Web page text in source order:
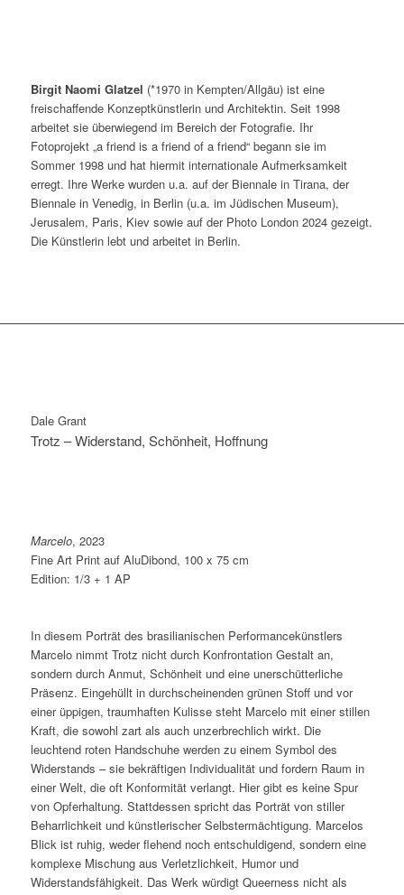
Birgit Naomi Glatzel (*1970 in Kempten/Allgäu) ist eine
freischaffende Konzeptkünstlerin und Architektin. Seit 1998
arbeitet sie überwiegend im Bereich der Fotografie. Ihr
Fotoprojekt „a friend is a friend of a friend“ begann sie im
Sommer 1998 und hat hiermit internationale Aufmerksamkeit
erregt. Ihre Werke wurden u.a. auf der Biennale in Tirana, der
Biennale in Venedig, in Berlin (u.a. im Jüdischen Museum),
Jerusalem, Paris, Kiev sowie auf der Photo London 2024 gezeigt.
Die Künstlerin lebt und arbeitet in Berlin.
Dale Grant
Trotz – Widerstand, Schönheit, Hoffnung
Marcelo, 2023
Fine Art Print auf AluDibond, 100 x 75 cm
Edition: 1/3 + 1 AP
In diesem Porträt des brasilianischen Performancekünstlers
Marcelo nimmt Trotz nicht durch Konfrontation Gestalt an,
sondern durch Anmut, Schönheit und eine unerschütterliche
Präsenz. Eingehüllt in durchscheinenden grünen Stoff und vor
einer üppigen, traumhaften Kulisse steht Marcelo mit einer stillen
Kraft, die sowohl zart als auch unzerbrechlich wirkt. Die
leuchtend roten Handschuhe werden zu einem Symbol des
Widerstands – sie bekräftigen Individualität und fordern Raum in
einer Welt, die oft Konformität verlangt. Hier gibt es keine Spur
von Opferhaltung. Stattdessen spricht das Porträt von stiller
Beharrlichkeit und künstlerischer Selbstermächtigung. Marcelos
Blick ist ruhig, weder flehend noch entschuldigend, sondern eine
komplexe Mischung aus Verletzlichkeit, Humor und
Widerstandsfähigkeit. Das Werk würdigt Queerness nicht als